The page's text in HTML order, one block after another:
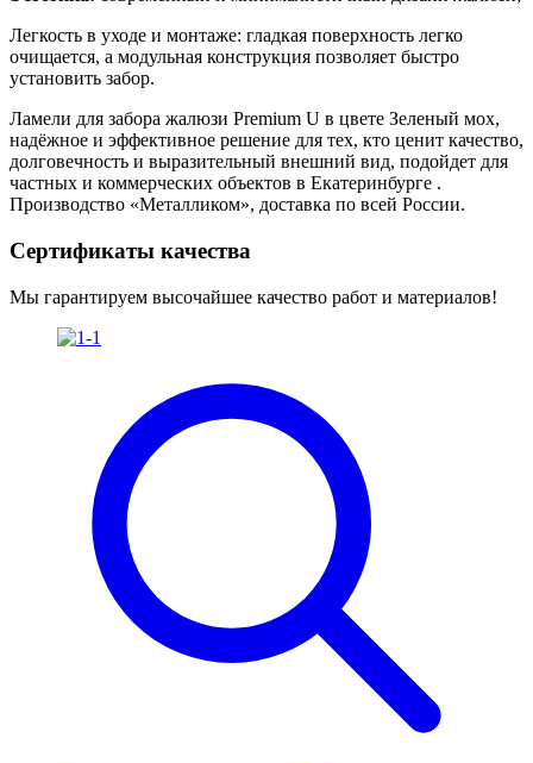
Легкость в уходе и монтаже: гладкая поверхность легко
очищается, а модульная конструкция позволяет быстро
установить забор.
Ламели для забора жалюзи Premium U в цвете Зеленый мох,
надёжное и эффективное решение для тех, кто ценит качество,
долговечность и выразительный внешний вид, подойдет для
частных и коммерческих объектов в Екатеринбурге .
Производство «Металликом», доставка по всей России.
Сертификаты качества
Мы гарантируем высочайшее качество работ и материалов!